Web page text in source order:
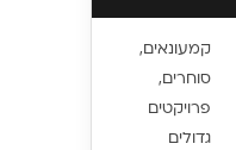
קמעונאים,
סוחרים,
פרויקטים
גדולים